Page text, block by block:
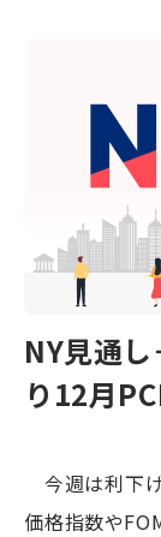
NY見通
り12月
今週は利下
価格指数や